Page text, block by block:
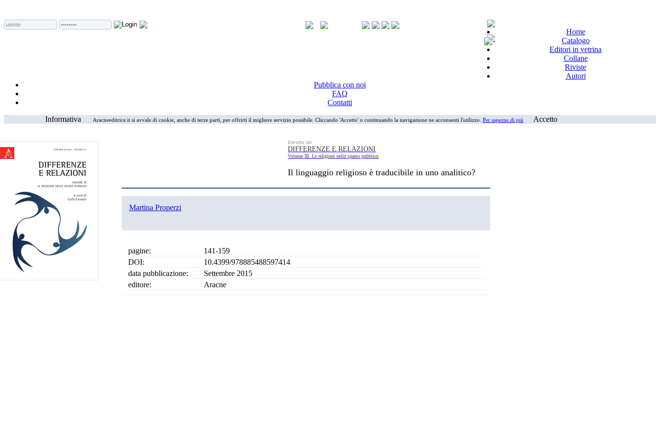
Home
Catalogo
Editori in vetrina
Collane
Riviste
Autori
Pubblica con noi
FAQ
Contatti
Informativa
Aracneeditrice.it si avvale di cookie, anche di terze parti, per offrirti il migliore servizio possibile. Cliccando 'Accetto' o continuando la navigazione ne acconsenti l'utilizzo. Per saperne di più Accetto
Estratto da
DIFFERENZE E RELAZIONI
Volume III. Le religioni nello spazio pubblico
Il linguaggio religioso è traducibile in uno analitico?
Martina Properzi
pagine:
141-159
DOI:
10.4399/978885488597414
data pubblicazione:
Settembre 2015
editore:
Aracne